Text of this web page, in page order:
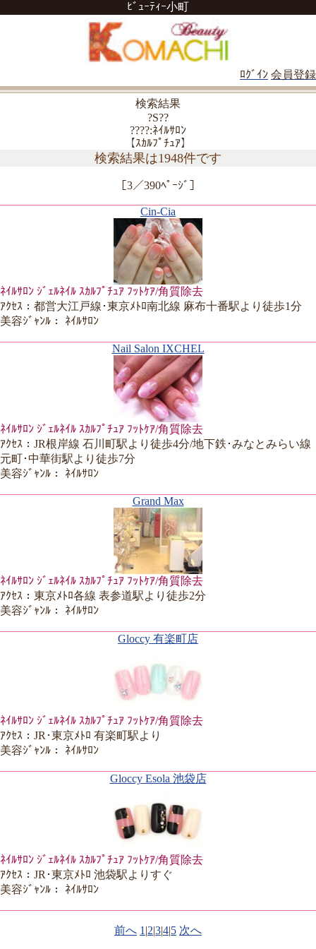
ﾋﾞｭｰﾃｨｰ小町
ﾛｸﾞｲﾝ 会員登録
検索結果
?S??
????:ﾈｲﾙｻﾛﾝ
【ｽｶﾙﾌﾟﾁｭｱ】
検索結果は1948件です
［3／390ﾍﾟｰｼﾞ］
Cin-Cia
ﾈｲﾙｻﾛﾝ ｼﾞｪﾙﾈｲﾙ ｽｶﾙﾌﾟﾁｭｱ ﾌｯﾄｹｱ/角質除去
ｱｸｾｽ：都営大江戸線･東京ﾒﾄﾛ南北線 麻布十番駅より徒歩1分
美容ｼﾞｬﾝﾙ： ﾈｲﾙｻﾛﾝ
Nail Salon IXCHEL
ﾈｲﾙｻﾛﾝ ｼﾞｪﾙﾈｲﾙ ｽｶﾙﾌﾟﾁｭｱ ﾌｯﾄｹｱ/角質除去
ｱｸｾｽ：JR根岸線 石川町駅より徒歩4分/地下鉄･みなとみらい線
元町･中華街駅より徒歩7分
美容ｼﾞｬﾝﾙ： ﾈｲﾙｻﾛﾝ
Grand Max
ﾈｲﾙｻﾛﾝ ｼﾞｪﾙﾈｲﾙ ｽｶﾙﾌﾟﾁｭｱ ﾌｯﾄｹｱ/角質除去
ｱｸｾｽ：東京ﾒﾄﾛ各線 表参道駅より徒歩2分
美容ｼﾞｬﾝﾙ： ﾈｲﾙｻﾛﾝ
Gloccy 有楽町店
ﾈｲﾙｻﾛﾝ ｼﾞｪﾙﾈｲﾙ ｽｶﾙﾌﾟﾁｭｱ ﾌｯﾄｹｱ/角質除去
ｱｸｾｽ：JR･東京ﾒﾄﾛ 有楽町駅より
美容ｼﾞｬﾝﾙ： ﾈｲﾙｻﾛﾝ
Gloccy Esola 池袋店
ﾈｲﾙｻﾛﾝ ｼﾞｪﾙﾈｲﾙ ｽｶﾙﾌﾟﾁｭｱ ﾌｯﾄｹｱ/角質除去
ｱｸｾｽ：JR･東京ﾒﾄﾛ 池袋駅よりすぐ
美容ｼﾞｬﾝﾙ： ﾈｲﾙｻﾛﾝ
前へ 1 |2|3|4|5 次へ